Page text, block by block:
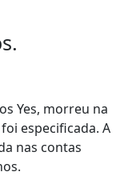
Yes, morreu na
especificada. A
nas contas